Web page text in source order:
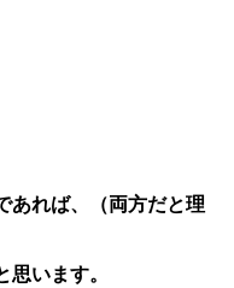
あれば、（両方だと理
います。